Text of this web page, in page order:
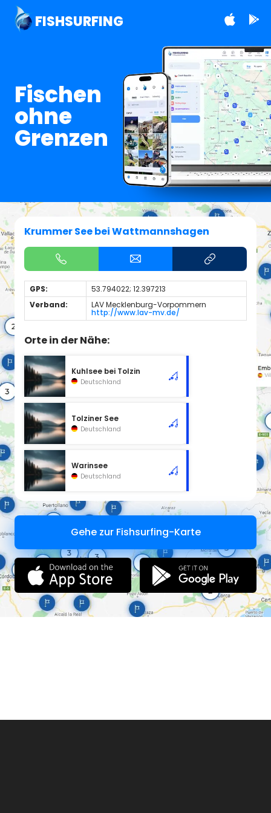
FISHSURFING
Fischen
ohne
Grenzen
Krummer See bei Wattmannshagen
GPS:
53.794022; 12.397213
Verband:
LAV Mecklenburg-Vorpommern
http://www.lav-mv.de/
Orte in der Nähe:
Kuhlsee bei Tolzin
Deutschland
Tolziner See
Deutschland
Warinsee
Deutschland
Gehe zur Fishsurfing-Karte